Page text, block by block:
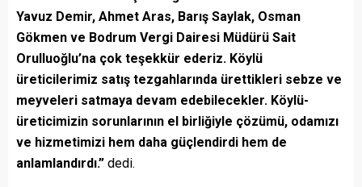
Yavuz Demir, Ahmet Aras, Barış Saylak, Osman
Gökmen ve Bodrum Vergi Dairesi Müdürü Sait
Orulluoğlu’na çok teşekkür ederiz. Köylü
üreticilerimiz satış tezgahlarında ürettikleri sebze ve
meyveleri satmaya devam edebilecekler. Köylü-
üreticimizin sorunlarının el birliğiyle çözümü, odamızı
ve hizmetimizi hem daha güçlendirdi hem de
anlamlandırdı.” dedi.